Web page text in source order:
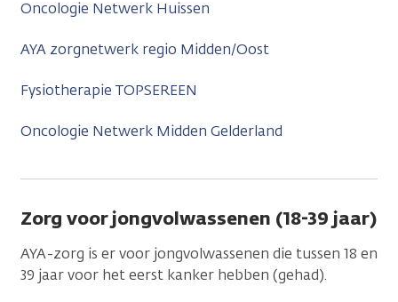
Oncologie Netwerk Huissen
AYA zorgnetwerk regio Midden/Oost
Fysiotherapie TOPSEREEN
Oncologie Netwerk Midden Gelderland
Zorg voor jongvolwassenen (18-39 jaar)
AYA-zorg is er voor jongvolwassenen die tussen 18 en
39 jaar voor het eerst kanker hebben (gehad).